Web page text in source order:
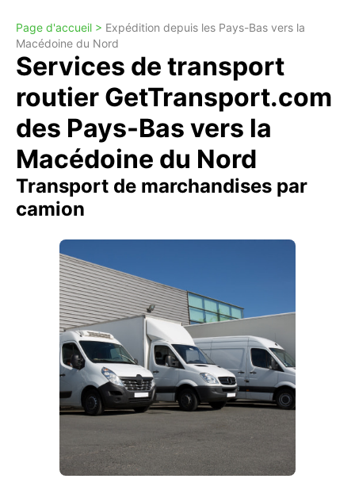
Page d'accueil > Expédition depuis les Pays-Bas vers la
Macédoine du Nord
Services de transport
routier GetTransport.com
des Pays-Bas vers la
Macédoine du Nord
Transport de marchandises par
camion